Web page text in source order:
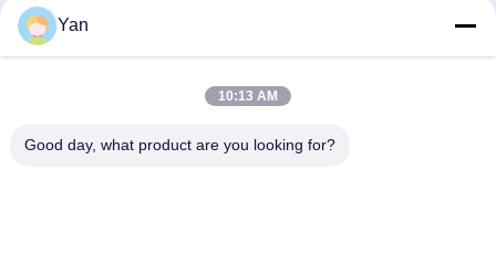
โทร:
Yan
10:13 AM
Good day, what product are you looking for?